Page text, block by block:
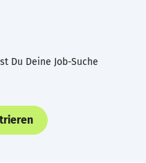
Du Deine Job-Suche